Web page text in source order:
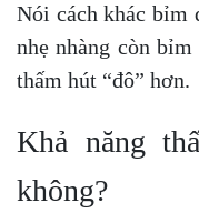
Nói cách khác bỉm
nhẹ nhàng còn
thấm hút “đô” hơn.
Khả năng
không?